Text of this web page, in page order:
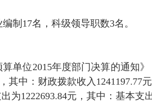
制17名，科级领导职数3名。
单位2015年度部门决算的通知
中：财政拨款收入1241197.77元
1222693.84元，其中：基本支